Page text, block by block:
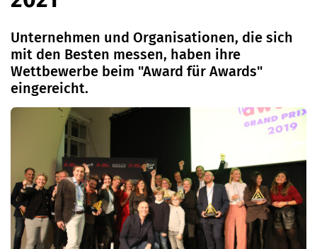
Unternehmen und Organisationen, die sich
mit den Besten messen, haben ihre
Wettbewerbe beim "Award für Awards"
eingereicht.